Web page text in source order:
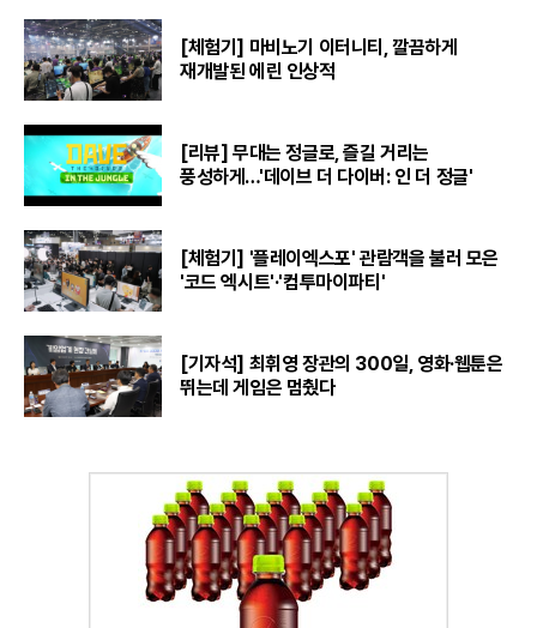
[체험기] 마비노기 이터니티, 깔끔하게
재개발된 에린 인상적
[리뷰] 무대는 정글로, 즐길 거리는
풍성하게…'데이브 더 다이버: 인 더 정글'
[체험기] '플레이엑스포' 관람객을 불러 모은
'코드 엑시트'·'컴투마이파티'
[기자석] 최휘영 장관의 300일, 영화·웹툰은
뛰는데 게임은 멈췄다